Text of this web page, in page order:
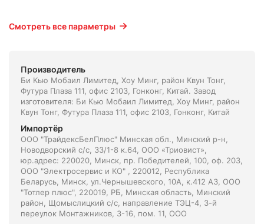
Смотреть все параметры
Производитель
Би Кью Мобаил Лимитед, Хоу Минг, район Квун Тонг,
Футура Плаза 111, офис 2103, Гонконг, Китай. Завод
изготовителя: Би Кью Мобаил Лимитед, Хоу Минг, район
Квун Тонг, Футура Плаза 111, офис 2103, Гонконг, Китай
Импортёр
ООО "ТрайдексБелПлюс" Минская обл., Минский р-н,
Новодворский с/с, 33/1-8 к.64, ООО «Триовист»,
юр.адрес: 220020, Минск, пр. Победителей, 100, оф. 203,
ООО "Электросервис и КО" , 220012, Республика
Беларусь, Минск, ул.Чернышевского, 10А, к.412 АЗ, ООО
"Тотлер плюс", 220019, РБ, Минская область, Минский
район, Щомыслицкий с/с, направление ТЭЦ-4, 3-й
переулок Монтажников, 3-16, пом. 11, ООО